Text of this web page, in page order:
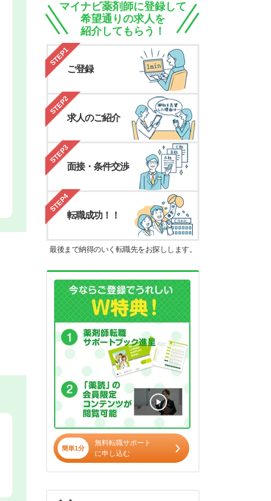
マイナビ薬剤師に登録して
希望通りの求人を
紹介してもらう！
STEP1
ご登録
STEP2
求人のご紹介
STEP3
面接・条件交渉
STEP4
転職成功！！
最後まで納得のいく転職先をお探しします。
簡単1分
無料転職サポート
に申し込む